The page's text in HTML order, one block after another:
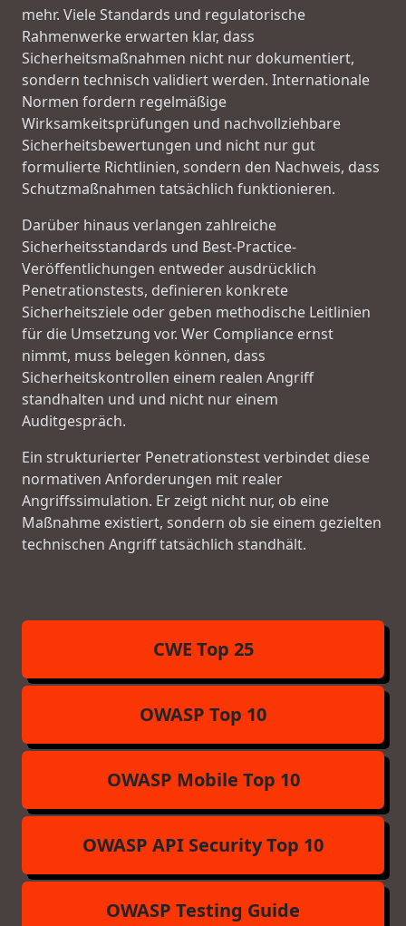
mehr. Viele Standards und regulatorische
Rahmenwerke erwarten klar, dass
Sicherheitsmaßnahmen nicht nur dokumentiert,
sondern technisch validiert werden. Internationale
Normen fordern regelmäßige
Wirksamkeitsprüfungen und nachvollziehbare
Sicherheitsbewertungen und nicht nur gut
formulierte Richtlinien, sondern den Nachweis, dass
Schutzmaßnahmen tatsächlich funktionieren.
Darüber hinaus verlangen zahlreiche
Sicherheitsstandards und Best-Practice-
Veröffentlichungen entweder ausdrücklich
Penetrationstests, definieren konkrete
Sicherheitsziele oder geben methodische Leitlinien
für die Umsetzung vor. Wer Compliance ernst
nimmt, muss belegen können, dass
Sicherheitskontrollen einem realen Angriff
standhalten und und nicht nur einem
Auditgespräch.
Ein strukturierter Penetrationstest verbindet diese
normativen Anforderungen mit realer
Angriffssimulation. Er zeigt nicht nur, ob eine
Maßnahme existiert, sondern ob sie einem gezielten
technischen Angriff tatsächlich standhält.
CWE Top 25
OWASP Top 10
OWASP Mobile Top 10
OWASP API Security Top 10
OWASP Testing Guide